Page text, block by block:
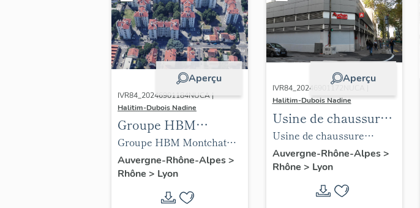
Aperçu
IVR84_20246901184NUCA |
Halitim-Dubois Nadine
Groupe HBM
Montchat Lyon 3e
(vue Google)
Groupe HBM Montchat
Lyon 3e (vue Google)
Auvergne-Rhône-Alpes>
Rhône > Lyon
Aperçu
IVR84_20246901172NUCA |
Halitim-Dubois Nadine
Usine de chaussure
Neyron vue angle
avenue Félix-Faure
Lyon 3e
Usine de chaussure
Neyron vue angle avenue
Félix-Faure Lyon 3e
Auvergne-Rhône-Alpes>
Rhône > Lyon